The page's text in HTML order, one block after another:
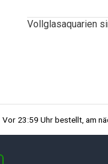
Vollglasaquarien
Vor 23:59 Uhr bestellt, am